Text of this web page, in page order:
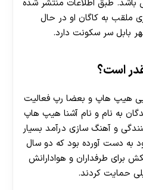
طبق اطلاعات منتشر شده
ملقب به کاگان او در حال
بابل سر سکونت دارد.
است؟
هیپ هاپ و بعضا رپ فعالیت
به نام و نام آشنا هیپ هاپ
و آهنگ سازی درآمد بسیار
به دست آورده بود که دو سال
برای طرفداران و هوادارانش
حمایت کردند.